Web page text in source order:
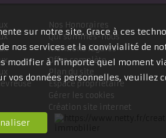
Nos Honoraires
Qui sommes-nous
Mentions légales
Offre complète
Plan du site
Espace propriétaire
Gérer les cookies
Création site internet
sur notre site. Grace à ces
nos services et la convivialité de
modifier à n'importe quel moment
vos données personnelles, veuillez